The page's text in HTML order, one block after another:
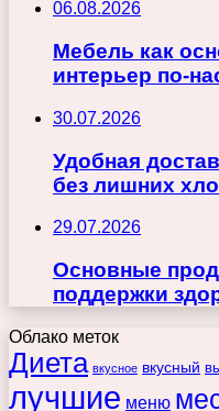
06.08.2026
Мебель как
интерьер по-
30.07.2026
Удобная
без лишних
29.07.2026
Основные
поддержки
Облако меток
Диета вкусное вкусный
лучшие меню